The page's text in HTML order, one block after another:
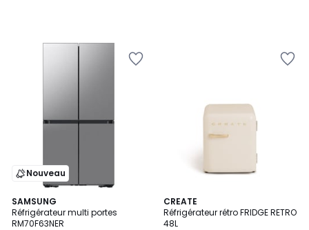
Nouveau
SAMSUNG
Réfrigérateur multi portes
RM70F63NER
CREATE
Réfrigérateur rétro FRIDGE RETRO
48L
10
Couleurs